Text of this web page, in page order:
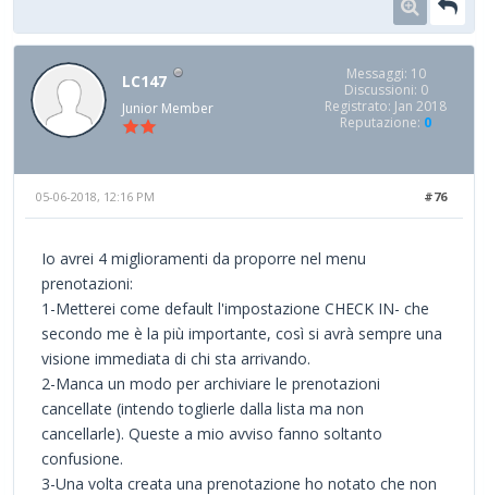
LC147
Junior Member
Messaggi: 10
Discussioni: 0
Registrato: Jan 2018
Reputazione: 0
#76
05-06-2018, 12:16 PM
Io avrei 4 miglioramenti da proporre nel menu
prenotazioni:
1-Metterei come default l'impostazione CHECK IN- che
secondo me è la più importante, così si avrà sempre una
visione immediata di chi sta arrivando.
2-Manca un modo per archiviare le prenotazioni
cancellate (intendo toglierle dalla lista ma non
cancellarle). Queste a mio avviso fanno soltanto
confusione.
3-Una volta creata una prenotazione ho notato che non